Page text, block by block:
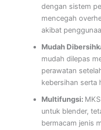
dengan sistem
mencegah
akibat
Mudah
mudah dilepas
perawatan
kebersihan serta
Multifungsi:
untuk blender,
bermacam jenis